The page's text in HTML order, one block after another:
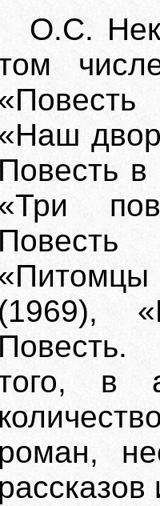
О.С.
Повесть в
(1969),
Повесть.
в
роман,
рассказов